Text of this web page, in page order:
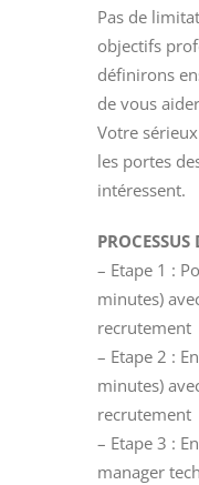
Pas de
objectifs
définirons
de vous
Votre
les portes
intéressent.
– Etape 1 :
minutes)
recrutement
– Etape 2 :
minutes)
recrutement
– Etape 3 :
manager